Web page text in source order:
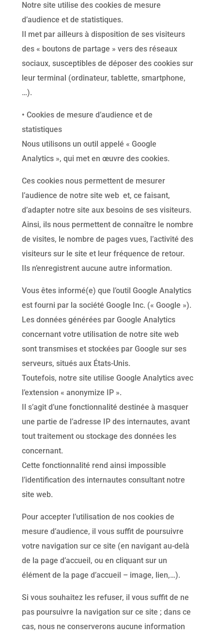
Notre site utilise des cookies de mesure
d’audience et de statistiques.
Il met par ailleurs à disposition de ses visiteurs
des « boutons de partage » vers des réseaux
sociaux, susceptibles de déposer des cookies sur
leur terminal (ordinateur, tablette, smartphone,
…).
• Cookies de mesure d’audience et de
statistiques
Nous utilisons un outil appelé « Google
Analytics », qui met en œuvre des cookies.
Ces cookies nous permettent de mesurer
l’audience de notre site web et, ce faisant,
d’adapter notre site aux besoins de ses visiteurs.
Ainsi, ils nous permettent de connaître le nombre
de visites, le nombre de pages vues, l’activité des
visiteurs sur le site et leur fréquence de retour.
Ils n’enregistrent aucune autre information.
Vous êtes informé(e) que l’outil Google Analytics
est fourni par la société Google Inc. (« Google »).
Les données générées par Google Analytics
concernant votre utilisation de notre site web
sont transmises et stockées par Google sur ses
serveurs, situés aux États-Unis.
Toutefois, notre site utilise Google Analytics avec
l’extension « anonymize IP ».
Il s’agit d’une fonctionnalité destinée à masquer
une partie de l’adresse IP des internautes, avant
tout traitement ou stockage des données les
concernant.
Cette fonctionnalité rend ainsi impossible
l’identification des internautes consultant notre
site web.
Pour accepter l’utilisation de nos cookies de
mesure d’audience, il vous suffit de poursuivre
votre navigation sur ce site (en navigant au-delà
de la page d’accueil, ou en cliquant sur un
élément de la page d’accueil – image, lien,…).
Si vous souhaitez les refuser, il vous suffit de ne
pas poursuivre la navigation sur ce site ; dans ce
cas, nous ne conserverons aucune information